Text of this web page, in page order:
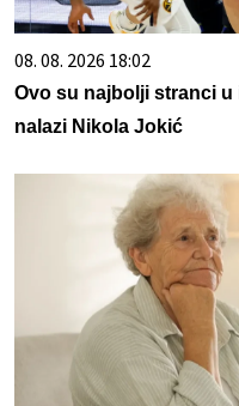
08. 08. 2026 18:02
Ovo su najbolji stranci u
nalazi Nikola Jokić